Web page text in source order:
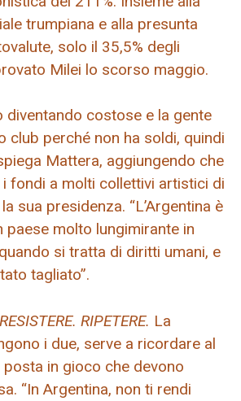
trumpiana e alla presunta
solo il 35,5% degli
Milei lo scorso maggio.
diventando costose e la gente
club perché non ha soldi, quindi
Mattera, aggiungendo che
fondi a molti collettivi artistici di
sua presidenza. “L’Argentina è
paese molto lungimirante in
si tratta di diritti umani, e
tagliato”.
RIPETERE. La
i due, serve a ricordare al
in gioco che devono
“In Argentina, non ti rendi